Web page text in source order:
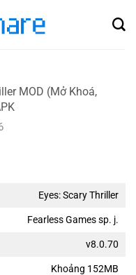
MOD (Mở Khoá,
Eyes: Scary Thriller
Fearless Games sp. j.
v8.0.70
Khoảng 152MB